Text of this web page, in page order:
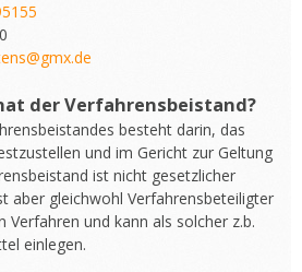
der Verfahrensbeistand?
besteht darin, das
und im Gericht zur Geltung
ist nicht gesetzlicher
aber gleichwohl Verfahrensbeteiligter
Verfahren und kann als solcher z.b.
einlegen.